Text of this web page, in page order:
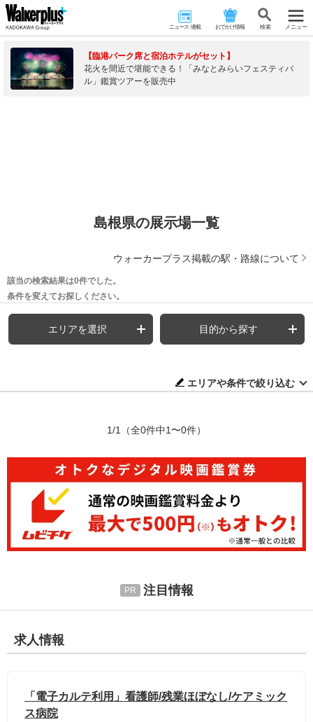
ニュース･連載 おでかけ情報 検 索 メニュー
【臨港パーク席と宿泊ホテルがセット】
花火を間近で堪能できる！「みなとみらいフェスティバ
ル」鑑賞ツアーを販売中
島根県の展示場一覧
ウォーカープラス掲載の駅・路線について
該当の検索結果は0件でした。
条件を変えてお探しください。
エリアを選択 目的から探す
エリアや条件で絞り込む
1/1 （全0件中1〜0件）
注目情報
求人情報
「電子カルテ利用」看護師/残業ほぼなし/ケアミック
ス病院